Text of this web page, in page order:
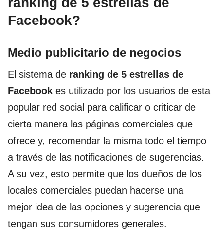
Facebook?
Medio publicitario de negocios
El sistema de ranking de 5 estrellas de
Facebook es utilizado por los usuarios de esta
popular red social para calificar o criticar de
cierta manera las páginas comerciales que
ofrece y, recomendar la misma todo el tiempo
a través de las notificaciones de sugerencias.
A su vez, esto permite que los dueños de los
locales comerciales puedan hacerse una
mejor idea de las opciones y sugerencia que
tengan sus consumidores generales.